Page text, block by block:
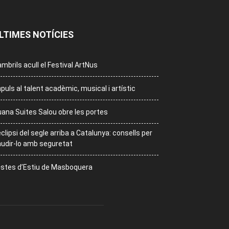
NOTÍCIES
acull el Festival ArtNus
al talent acadèmic, musical i artístic
Suites Salou obre les portes
del segle arriba a Catalunya: consells per
lo amb seguretat
d’Estiu de Masboquera